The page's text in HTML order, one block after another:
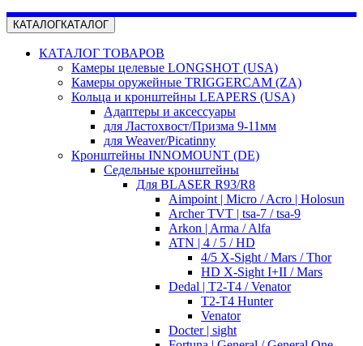
КАТАЛОГКАТАЛОГ
КАТАЛОГ ТОВАРОВ
Камеры целевые LONGSHOT (USA)
Камеры оружейные TRIGGERCAM (ZA)
Кольца и кронштейны LEAPERS (USA)
Адаптеры и аксессуары
для Ластохвост/Призма 9-11мм
для Weaver/Picatinny
Кронштейны INNOMOUNT (DE)
Седельные кронштейны
Для BLASER R93/R8
Aimpoint | Micro / Acro | Holosun
Archer TVT | tsa-7 / tsa-9
Arkon | Arma / Alfa
ATN | 4 / 5 / HD
4/5 X-Sight / Mars / Thor
HD X-Sight I+II / Mars
Dedal | T2-T4 / Venator
T2-T4 Hunter
Venator
Docter | sight